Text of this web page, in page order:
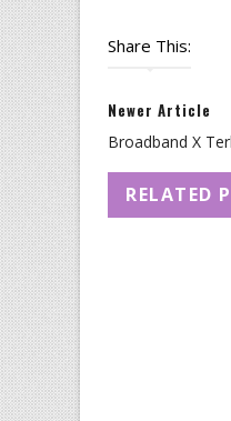
Share This:
Newer Article
Broadband X
RELATED